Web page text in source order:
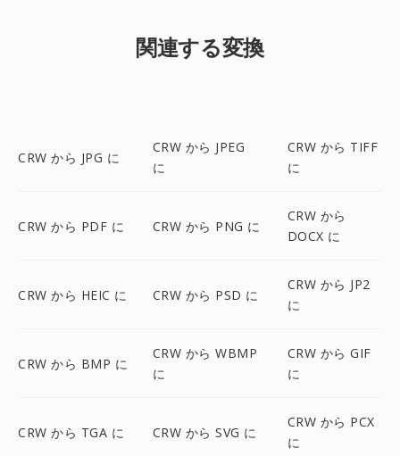
関連する変換
CRW から JPG に
CRW から JPEG
に
CRW から TIFF
に
CRW から PDF に CRW から PNG に
CRW から
DOCX に
CRW から HEIC に CRW から PSD に
CRW から JP2
に
CRW から BMP に
CRW から WBMP
に
CRW から GIF
に
CRW から TGA に CRW から SVG に
CRW から PCX
に